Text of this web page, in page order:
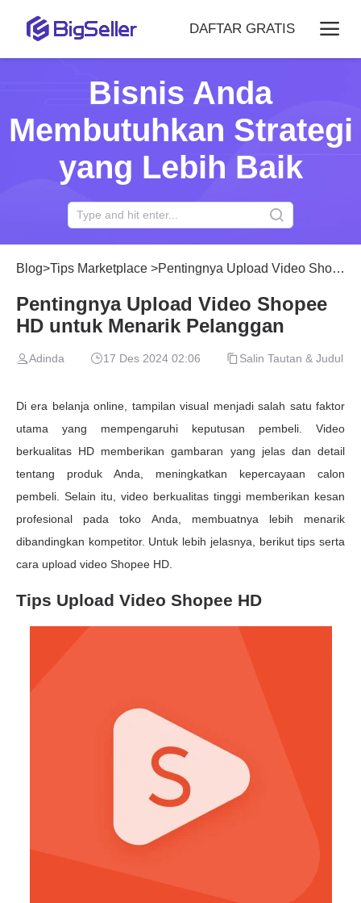
DAFTAR GRATIS
Bisnis Anda
Membutuhkan Strategi
yang Lebih Baik
Blog>Tips Marketplace >Pentingnya Upload Video Shopee HD untuk Menarik Pelanggan
Pentingnya Upload Video Shopee
HD untuk Menarik Pelanggan
Adinda 17 Des 2024 02:06 Salin Tautan & Judul